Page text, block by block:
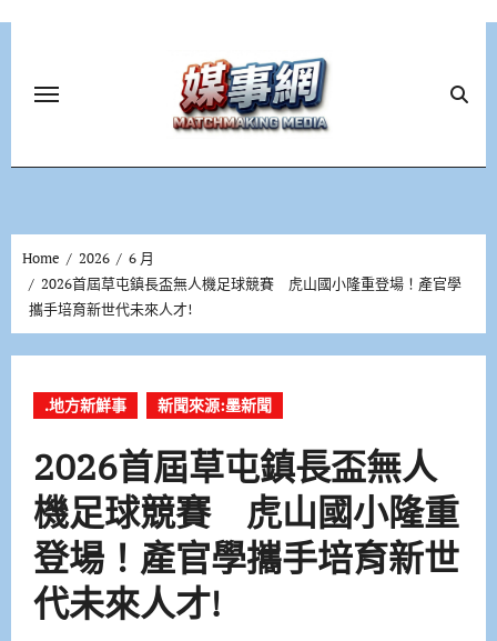
Home 2026
6 月
2026首屆草屯鎮長盃無人機足球競賽 虎山國小隆重登場！產官學
攜手培育新世代未來人才!
.地方新鮮事 新聞來源:墨新聞
2026首屆草屯鎮長盃無人
機足球競賽 虎山國小隆重
登場！產官學攜手培育新世
代未來人才!